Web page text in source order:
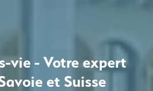
vie - Votre expert
et Suisse